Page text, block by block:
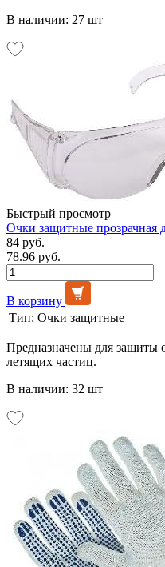
В наличии: 27 шт
Быстрый просмотр
Очки защитные прозрачная
84 руб.
78.96 руб.
В корзину
Тип: Очки защитные
Предназначены для защиты
летящих частиц.
В наличии: 32 шт